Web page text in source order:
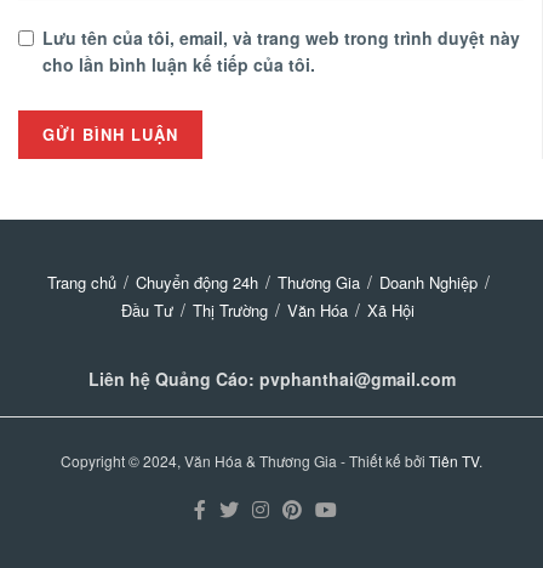
Lưu tên của tôi, email, và trang web trong trình duyệt này
cho lần bình luận kế tiếp của tôi.
Trang chủ Chuyển động 24h Thương Gia
Doanh Nghiệp
Đầu Tư
Thị Trường Văn Hóa Xã Hội
Liên hệ Quảng Cáo: pvphanthai@gmail.com
Copyright © 2024, Văn Hóa & Thương Gia - Thiết kế bởi Tiên TV.